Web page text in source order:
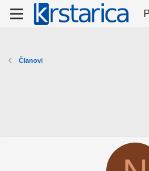
Članovi